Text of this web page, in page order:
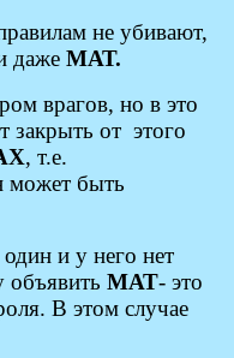
не убивают,
даже МАТ.
врагов, но в это
закрыть от этого
, т.е.
может быть
и у него нет
МАТ- это
В этом случае